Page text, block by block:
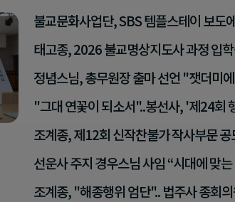
불교문화사업단, SBS 템플스테이 보도
태고종, 2026 불교명상지도사 과정 입
정념스님, 총무원장 출마 선언 "잿더미
"그대 연꽃이 되소서"..봉선사, '제24회
조계종, 제12회 신작찬불가 작사부문 공
선운사 주지 경우스님 사임 “시대에 맞
조계종, "해종행위 엄단".. 법주사 종회